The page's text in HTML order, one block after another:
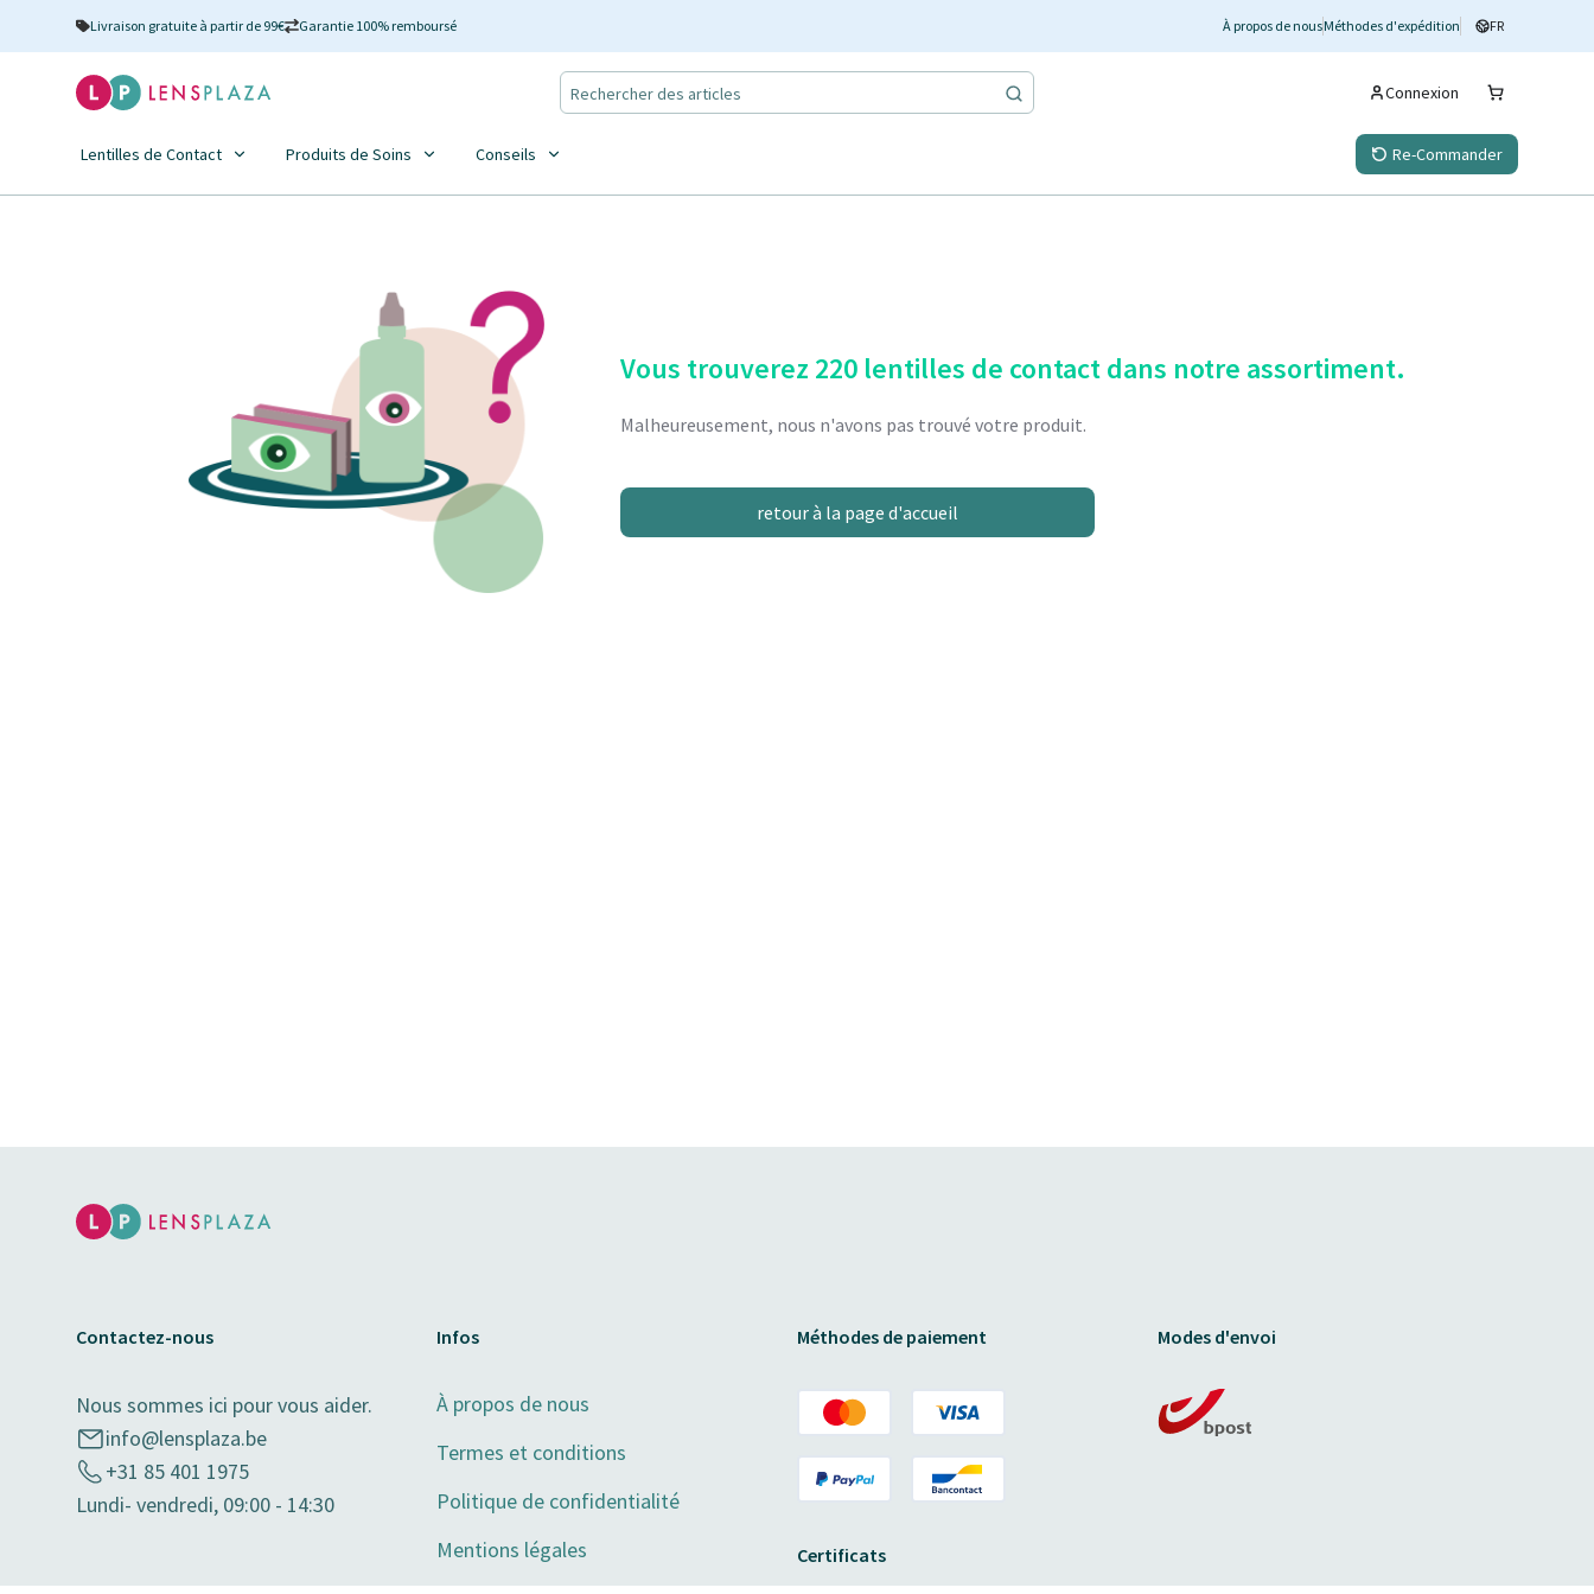
Livraison gratuite à partir de 99€ Garantie 100% remboursé À propos de nousMéthodes d'expédition FR
Connexion
Lentilles de Contact Produits de Soins Conseils Re-Commander
Vous trouverez 220 lentilles de contact dans notre assortiment.
Malheureusement, nous n'avons pas trouvé votre produit.
retour à la page d'accueil
Contactez-nous
Nous sommes ici pour vous aider.
info@lensplaza.be
+31 85 401 1975
Lundi- vendredi, 09:00 - 14:30
Infos
À propos de nous
Termes et conditions
Politique de confidentialité
Mentions légales
Méthodes de paiement
Certificats
Modes d'envoi